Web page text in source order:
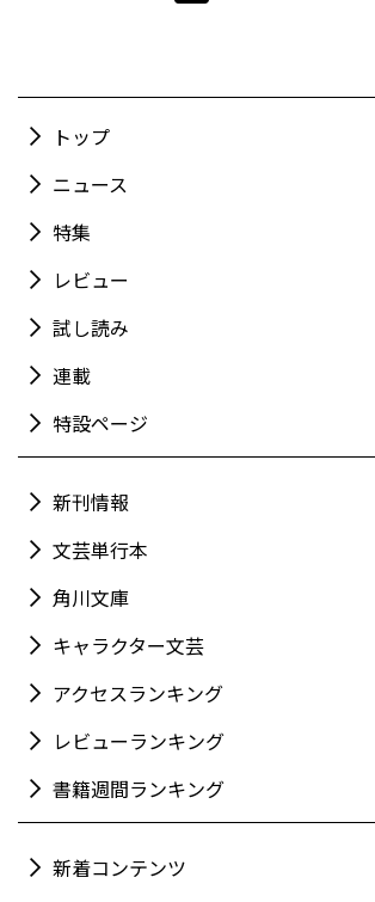
トップ
ニュース
特集
レビュー
試し読み
連載
特設ページ
新刊情報
文芸単行本
角川文庫
キャラクター文芸
アクセスランキング
レビューランキング
書籍週間ランキング
新着コンテンツ